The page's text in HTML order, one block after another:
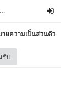
ยความเป็นส่วนตัว
รับ
hidden1hand
ปุ่น